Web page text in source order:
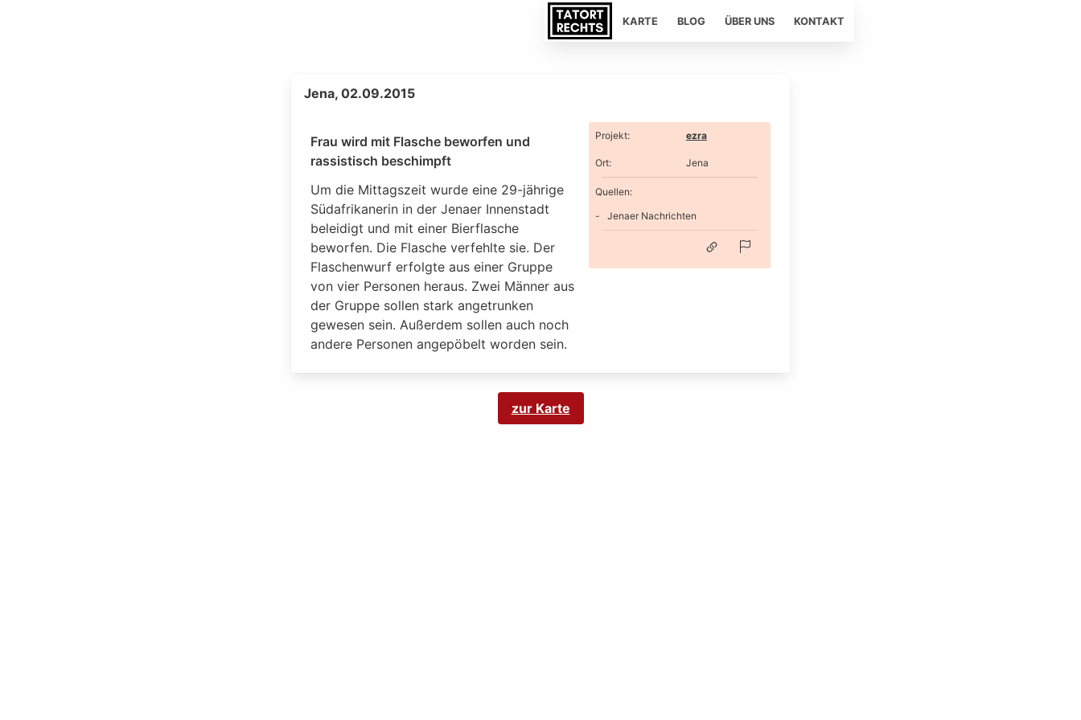
KARTE BLOG ÜBER UNS KONTAKT
Jena, 02.09.2015
Frau wird mit Flasche beworfen und
rassistisch beschimpft
Um die Mittagszeit wurde eine 29-jährige
Südafrikanerin in der Jenaer Innenstadt
beleidigt und mit einer Bierflasche
beworfen. Die Flasche verfehlte sie. Der
Flaschenwurf erfolgte aus einer Gruppe
von vier Personen heraus. Zwei Männer aus
der Gruppe sollen stark angetrunken
gewesen sein. Außerdem sollen auch noch
andere Personen angepöbelt worden sein.
Projekt: ezra
Ort: Jena
Quellen:
Jenaer Nachrichten
zur Karte